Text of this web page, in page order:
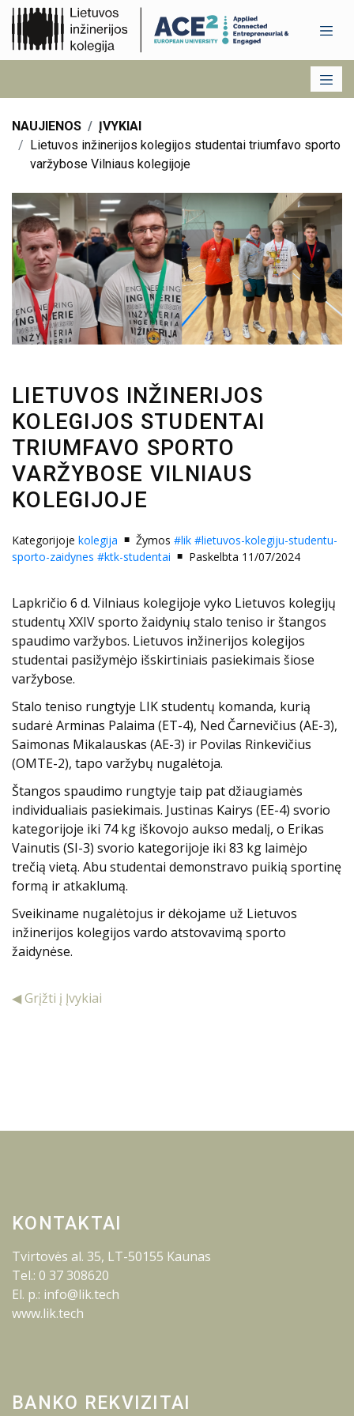
NAUJIENOS
ĮVYKIAI
Lietuvos inžinerijos kolegijos studentai triumfavo sporto
varžybose Vilniaus kolegijoje
LIETUVOS INŽINERIJOS
KOLEGIJOS STUDENTAI
TRIUMFAVO SPORTO
VARŽYBOSE VILNIAUS
KOLEGIJOJE
Kategorijoje kolegija Žymos #lik #lietuvos-kolegiju-studentu-
sporto-zaidynes #ktk-studentai Paskelbta 11/07/2024
Lapkričio 6 d. Vilniaus kolegijoje vyko Lietuvos kolegijų
studentų XXIV sporto žaidynių stalo teniso ir štangos
spaudimo varžybos. Lietuvos inžinerijos kolegijos
studentai pasižymėjo išskirtiniais pasiekimais šiose
varžybose.
Stalo teniso rungtyje LIK studentų komanda, kurią
sudarė Arminas Palaima (ET-4), Ned Čarnevičius (AE-3),
Saimonas Mikalauskas (AE-3) ir Povilas Rinkevičius
(OMTE-2), tapo varžybų nugalėtoja.
Štangos spaudimo rungtyje taip pat džiaugiamės
individualiais pasiekimais. Justinas Kairys (EE-4) svorio
kategorijoje iki 74 kg iškovojo aukso medalį, o Erikas
Vainutis (SI-3) svorio kategorijoje iki 83 kg laimėjo
trečią vietą. Abu studentai demonstravo puikią sportinę
formą ir atkaklumą.
Sveikiname nugalėtojus ir dėkojame už Lietuvos
inžinerijos kolegijos vardo atstovavimą sporto
žaidynėse.
◀ Grįžti į Įvykiai
KONTAKTAI
Tvirtovės al. 35, LT-50155 Kaunas
Tel.: 0 37 308620
El. p.: info@lik.tech
www.lik.tech
BANKO REKVIZITAI